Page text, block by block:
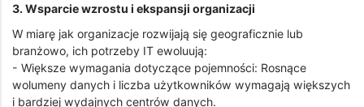
3. Wsparcie wzrostu i ekspansji organizacji
W miarę jak organizacje rozwijają się geograficznie lub
branżowo, ich potrzeby IT ewoluują:
- Większe wymagania dotyczące pojemności: Rosnące
wolumeny danych i liczba użytkowników wymagają większych
i bardziej wydajnych centrów danych.